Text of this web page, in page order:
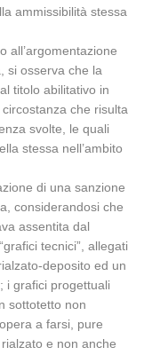
ammissibilità stessa
all’argomentazione
si osserva che la
titolo abilitativo in
che risulta
svolte, le quali
stessa nell’ambito
di una sanzione
considerandosi che
assentita dal
tecnici”, allegati
deposito ed un
i grafici progettuali
sottotetto non
a farsi, pure
e non anche